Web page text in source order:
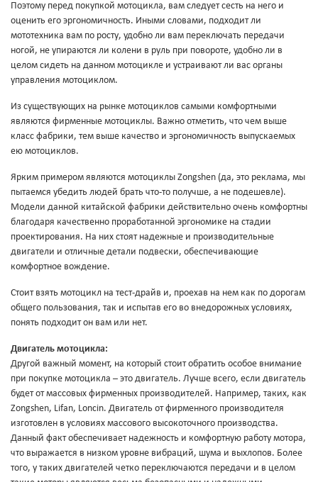
Поэтому перед покупкой мотоцикла, вам следует сесть на него и
оценить его эргономичность. Иными словами, подходит ли
мототехника вам по росту, удобно ли вам переключать передачи
ногой, не упираются ли колени в руль при повороте, удобно ли в
целом сидеть на данном мотоцикле и устраивают ли вас органы
управления мотоциклом.
Из существующих на рынке мотоциклов самыми комфортными
являются фирменные мотоциклы. Важно отметить, что чем выше
класс фабрики, тем выше качество и эргономичность выпускаемых
ею мотоциклов.
Ярким примером являются мотоциклы Zongshen (да, это реклама, мы
пытаемся убедить людей брать что-то получше, а не подешевле).
Модели данной китайской фабрики действительно очень комфортны
благодаря качественно проработанной эргономике на стадии
проектирования. На них стоят надежные и производительные
двигатели и отличные детали подвески, обеспечивающие
комфортное вождение.
Стоит взять мотоцикл на тест-драйв и, проехав на нем как по дорогам
общего пользования, так и испытав его во внедорожных условиях,
понять подходит он вам или нет.
Двигатель мотоцикла:
Другой важный момент, на который стоит обратить особое внимание
при покупке мотоцикла – это двигатель. Лучше всего, если двигатель
будет от массовых фирменных производителей. Например, таких, как
Zongshen, Lifan, Loncin. Двигатель от фирменного производителя
изготовлен в условиях массового высокоточного производства.
Данный факт обеспечивает надежность и комфортную работу мотора,
что выражается в низком уровне вибраций, шума и выхлопов. Более
того, у таких двигателей четко переключаются передачи и в целом